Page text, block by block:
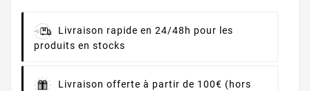
Livraison rapide en 24/48h pour les
produits en stocks
Livraison offerte à partir de 100€ (hors